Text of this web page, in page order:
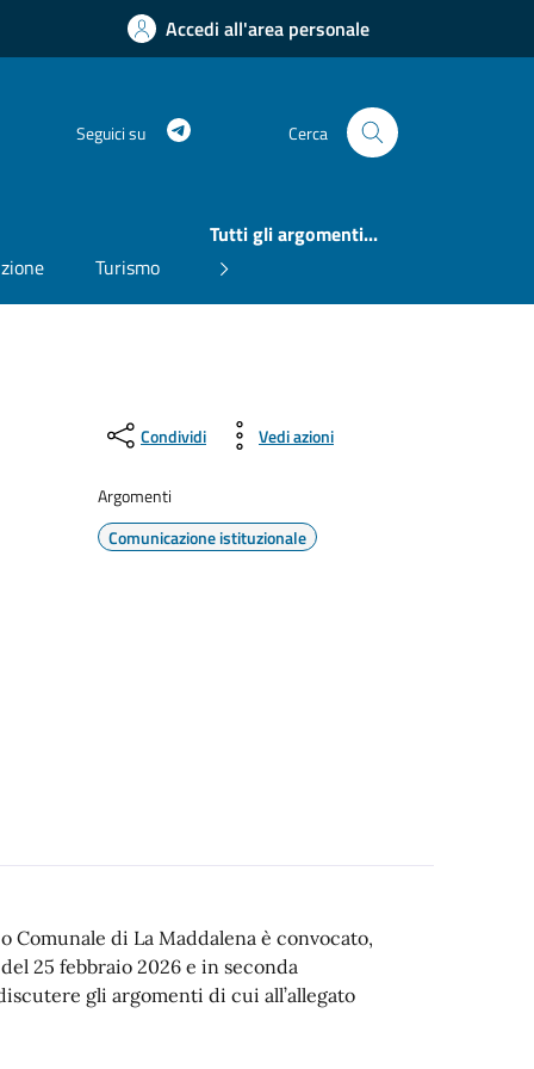
Accedi all'area personale
Seguici su Cerca
Turismo
Tutti gli argomenti...
Condividi Vedi azioni
Argomenti
Comunicazione istituzionale
di La Maddalena è convocato,
25 febbraio 2026 e in seconda
gli argomenti di cui all’allegato